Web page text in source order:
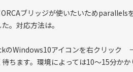
ブリッジが使いたいためparallels
。対応方法は。
のWindows10アイコンを右クリッ
待ちます。環境によっては10～15分かか